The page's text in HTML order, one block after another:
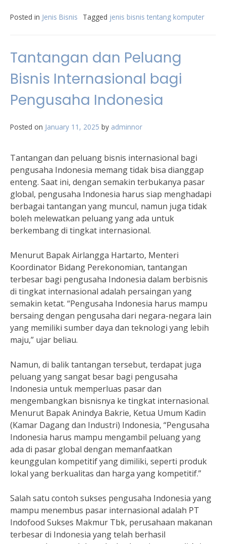
Posted in Jenis Bisnis Tagged jenis bisnis tentang komputer
Tantangan dan Peluang
Bisnis Internasional bagi
Pengusaha Indonesia
Posted on January 11, 2025 by adminnor
Tantangan dan peluang bisnis internasional bagi
pengusaha Indonesia memang tidak bisa dianggap
enteng. Saat ini, dengan semakin terbukanya pasar
global, pengusaha Indonesia harus siap menghadapi
berbagai tantangan yang muncul, namun juga tidak
boleh melewatkan peluang yang ada untuk
berkembang di tingkat internasional.
Menurut Bapak Airlangga Hartarto, Menteri
Koordinator Bidang Perekonomian, tantangan
terbesar bagi pengusaha Indonesia dalam berbisnis
di tingkat internasional adalah persaingan yang
semakin ketat. “Pengusaha Indonesia harus mampu
bersaing dengan pengusaha dari negara-negara lain
yang memiliki sumber daya dan teknologi yang lebih
maju,” ujar beliau.
Namun, di balik tantangan tersebut, terdapat juga
peluang yang sangat besar bagi pengusaha
Indonesia untuk memperluas pasar dan
mengembangkan bisnisnya ke tingkat internasional.
Menurut Bapak Anindya Bakrie, Ketua Umum Kadin
(Kamar Dagang dan Industri) Indonesia, “Pengusaha
Indonesia harus mampu mengambil peluang yang
ada di pasar global dengan memanfaatkan
keunggulan kompetitif yang dimiliki, seperti produk
lokal yang berkualitas dan harga yang kompetitif.”
Salah satu contoh sukses pengusaha Indonesia yang
mampu menembus pasar internasional adalah PT
Indofood Sukses Makmur Tbk, perusahaan makanan
terbesar di Indonesia yang telah berhasil